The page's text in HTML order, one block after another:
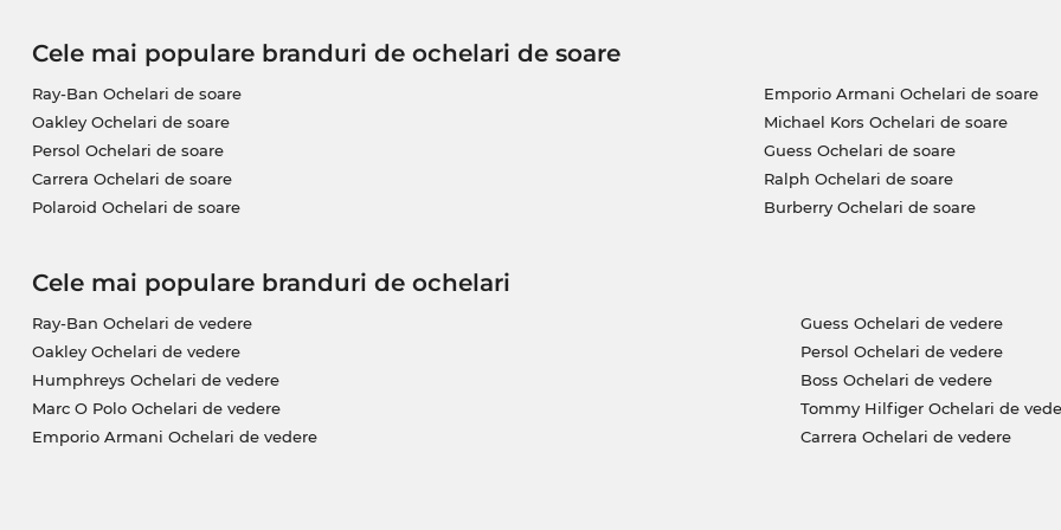
Cele mai populare branduri de ochelari de soare
Ray-Ban Ochelari de soare
Oakley Ochelari de soare
Persol Ochelari de soare
Carrera Ochelari de soare
Polaroid Ochelari de soare
Emporio Armani Ochelari de soare
Michael Kors Ochelari de soare
Guess Ochelari de soare
Ralph Ochelari de soare
Burberry Ochelari de soare
Cele mai populare branduri de ochelari
Ray-Ban Ochelari de vedere
Oakley Ochelari de vedere
Humphreys Ochelari de vedere
Marc O Polo Ochelari de vedere
Emporio Armani Ochelari de vedere
Guess Ochelari de vedere
Persol Ochelari de vedere
Boss Ochelari de vedere
Tommy Hilfiger Ochelari de
Carrera Ochelari de vedere